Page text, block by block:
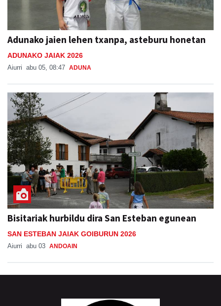
Adunako jaien lehen txanpa, asteburu honetan
ADUNAKO JAIAK 2026
Aiurri abu 05, 08:47 ADUNA
Bisitariak hurbildu dira San Esteban egunean
SAN ESTEBAN JAIAK GOIBURUN 2026
Aiurri abu 03 ANDOAIN